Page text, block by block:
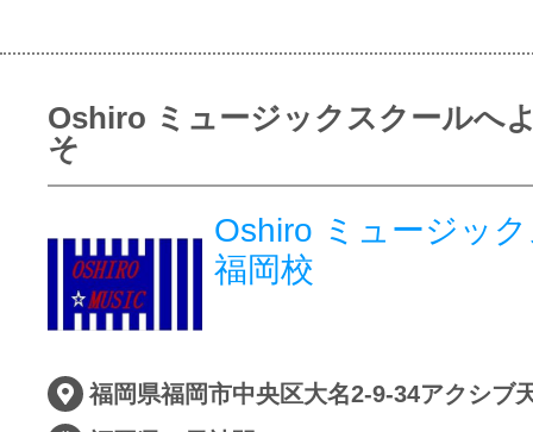
Oshiro ミュージックスクールへ
そ
Oshiro ミュージッ
福岡校
福岡県福岡市中央区大名2-9-34アクシブ